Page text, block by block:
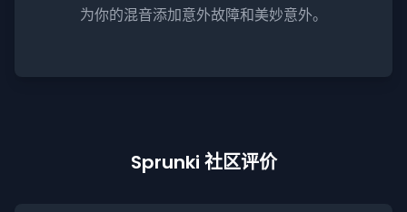
为你的混音添加意外故障和美妙意外。
Sprunki 社区评价